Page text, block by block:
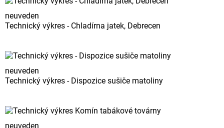
neuveden
Technický výkres - Chladírna jatek, Debrecen
neuveden
Technický výkres - Dispozice sušiče matoliny
neuveden